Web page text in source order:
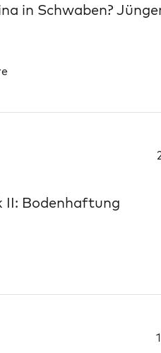
in Schwaben?
II: Bodenhaftung